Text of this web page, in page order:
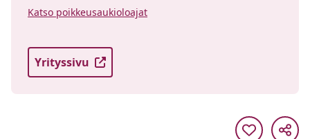
Katso poikkeusaukioloajat
Yrityssivu